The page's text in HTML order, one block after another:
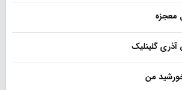
معجزه
آذری گلینلیک
من